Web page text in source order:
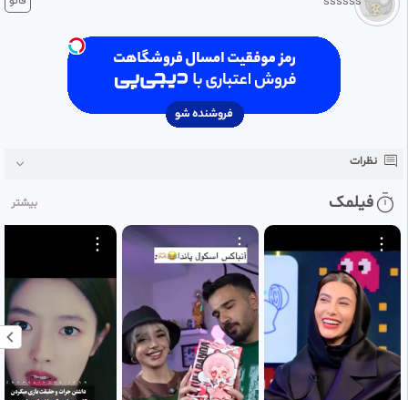
کلیپ هوش مصنوعی گربه ها انیمیشن شاهزاده گمشده
نظرات
فیلمک بیشتر